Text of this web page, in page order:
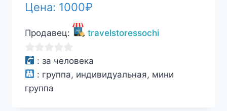
Цена: 1000₽
Продавец: travelstoressochi
0
из
5
: за человека
: группа, индивидуальная, мини
группа